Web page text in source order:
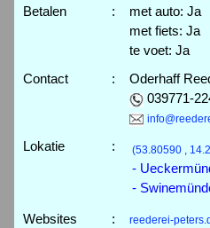
Betalen
:
met auto: Ja
met fiets: Ja
te voet: Ja
Contact
:
Oderhaff
039771-
Lokatie : (53.80590 ,
-
-
Websites : reederei-